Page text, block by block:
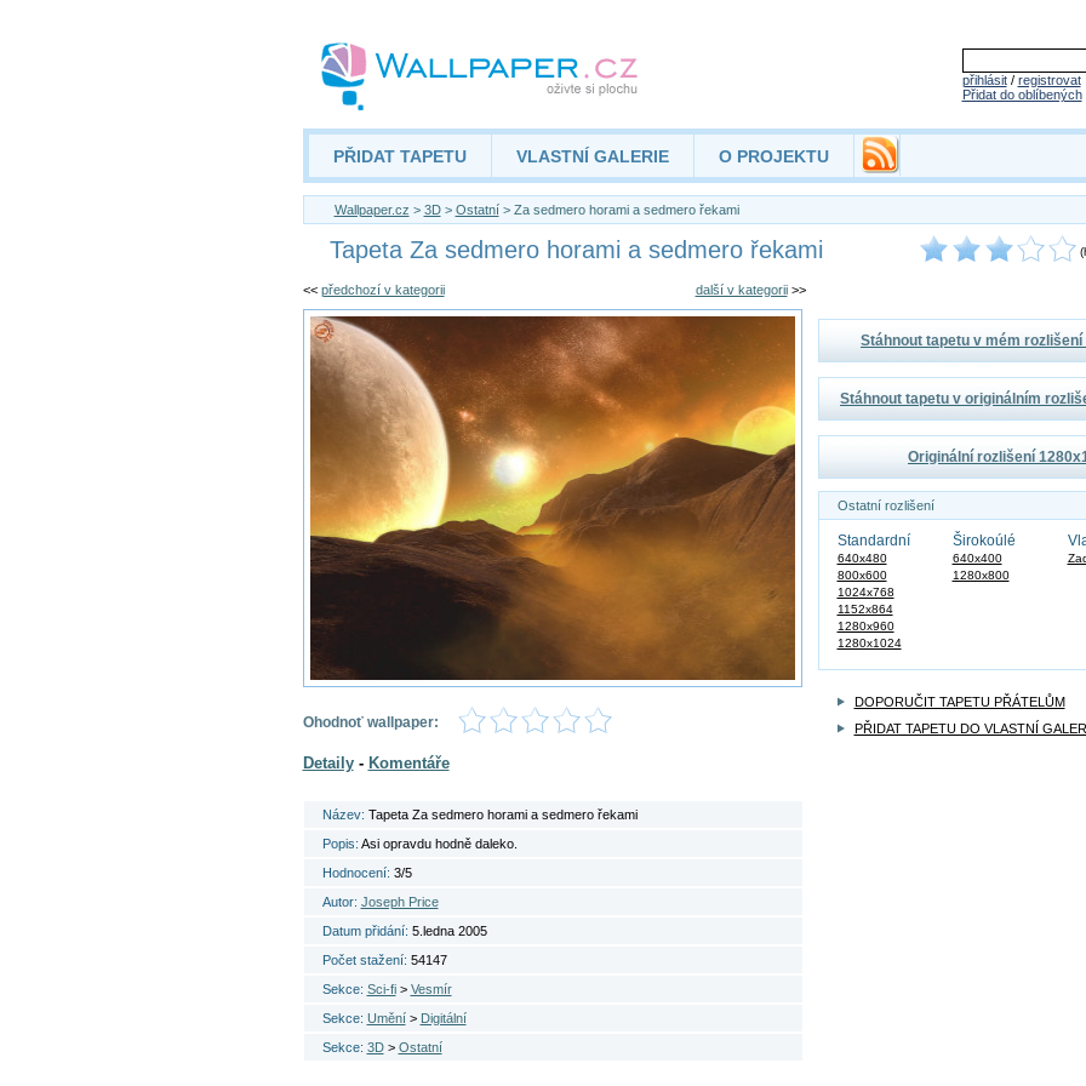
přihlásit/ registrovat
Přidat do oblíbených
PŘIDAT TAPETU VLASTNÍ GALERIE O PROJEKTU
Wallpaper.cz > 3D> Ostatní> Za sedmero horami a sedmero řekami
Tapeta Za sedmero horami a sedmero řekami
<< předchozí v kategorii další v kategorii>>
Ohodnoť wallpaper:
Detaily- Komentáře
Název: Tapeta Za sedmero horami a sedmero řekami
Popis: Asi opravdu hodně daleko.
Hodnocení: 3/5
Autor: Joseph Price
Datum přidání: 5.ledna 2005
Počet stažení: 54147
Sekce: Sci-fi> Vesmír
Sekce: Umění> Digitální
Sekce: 3D> Ostatní
Stáhnout tapetu v mém rozlišení
Stáhnout tapetu v originálním
Originální rozlišení
Ostatní rozlišení
Standardní
640x480
800x600
1024x768
1152x864
1280x960
1280x1024
Širokoúlé
640x400
1280x800
DOPORUČIT TAPETU PŘÁTELŮM
PŘIDAT TAPETU DO VLASTNÍ